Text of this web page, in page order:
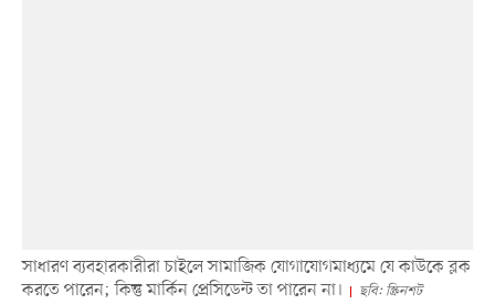
সাধারণ ব্যবহারকারীরা চাইলে সামাজিক যোগাযোগমাধ্যমে যে কাউকে ব্লক
করতে পারেন; কিন্তু মার্কিন প্রেসিডেন্ট তা পারেন না।
ছবি: স্ক্রিনশট